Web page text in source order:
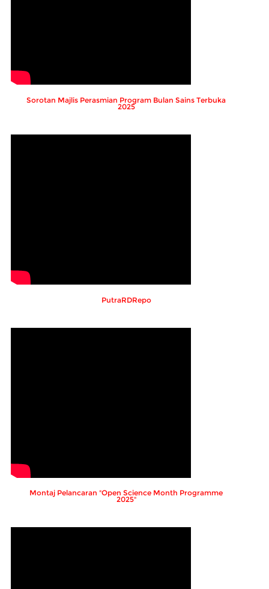
Sorotan Majlis Perasmian Program Bulan Sains Terbuka
2025
PutraRDRepo
Montaj Pelancaran "Open Science Month Programme
2025"